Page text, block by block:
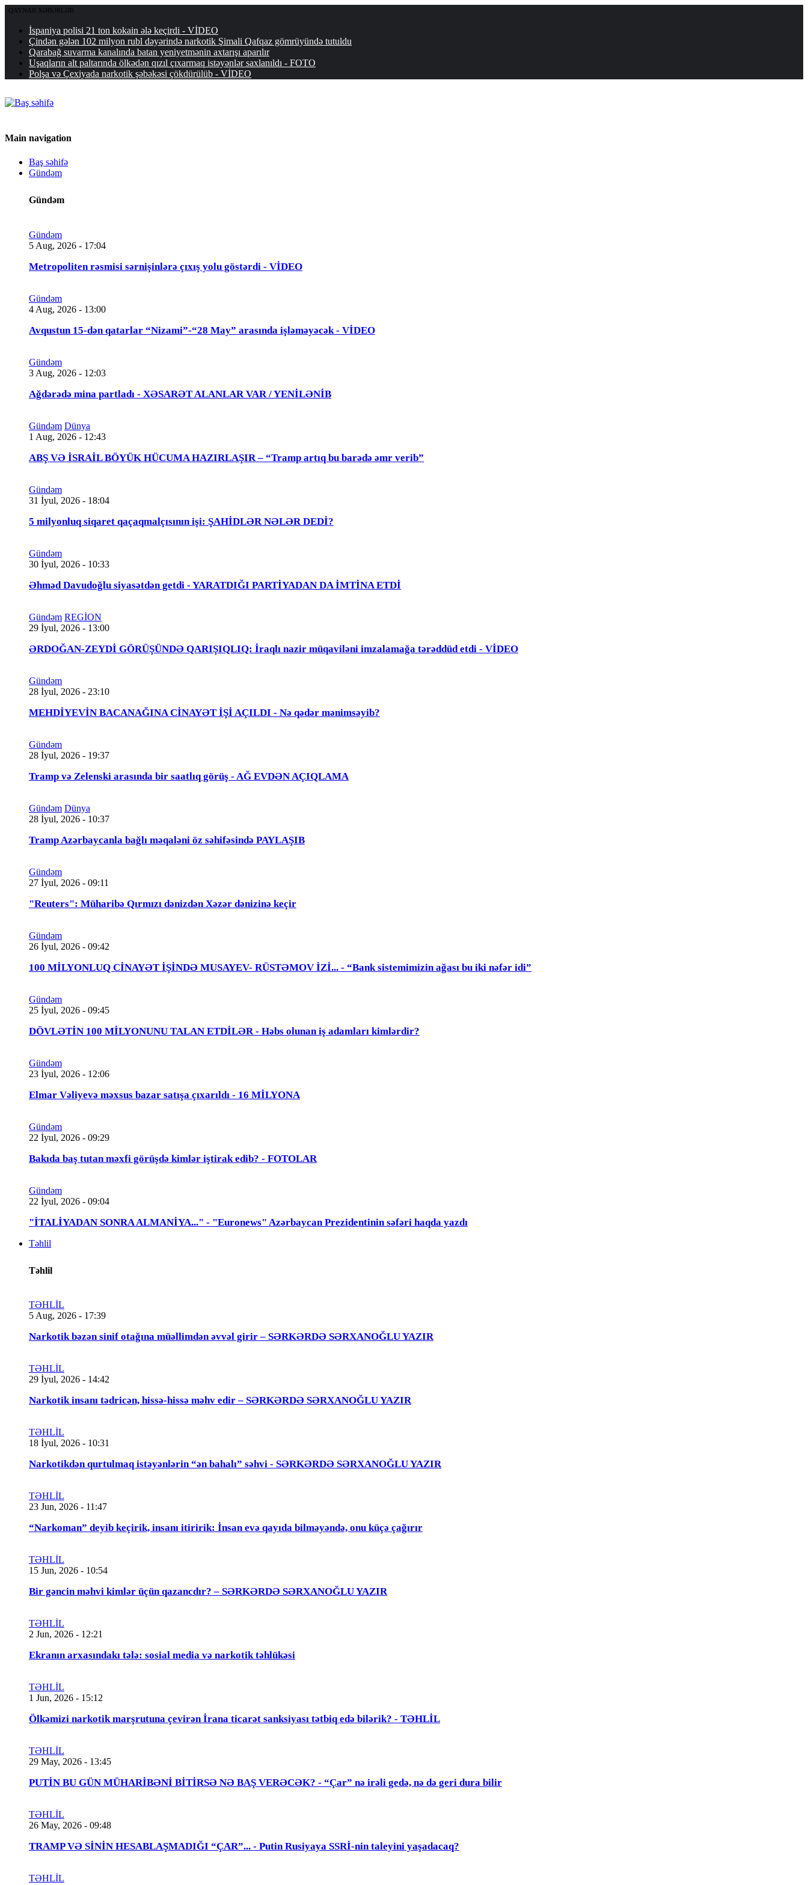
QAYNAR XƏBƏRLƏR
İspaniya polisi 21 ton kokain ələ keçirdi - VİDEO
Çindən gələn 102 milyon rubl dəyərində narkotik Şimali Qafqaz gömrüyündə tutuldu
Qarabağ suvarma kanalında batan yeniyetmənin axtarışı aparılır
Uşaqların alt paltarında ölkədən qızıl çıxarmaq istəyənlər saxlanıldı - FOTO
Polşa və Çexiya​​​​​​​da narkotik şəbəkəsi çökdürülüb - VİDEO
Main navigation
Baş səhifə
Gündəm
Gündəm
Gündəm
5 Aug, 2026 - 17:04
Metropoliten rəsmisi sərnişinlərə çıxış yolu göstərdi - VİDEO
Gündəm
4 Aug, 2026 - 13:00
Avqustun 15-dən qatarlar “Nizami”-“28 May” arasında işləməyəcək - VİDEO
Gündəm
3 Aug, 2026 - 12:03
Ağdərədə mina partladı - XƏSARƏT ALANLAR VAR / YENİLƏNİB
Gündəm Dünya
1 Aug, 2026 - 12:43
ABŞ VƏ İSRAİL BÖYÜK HÜCUMA HAZIRLAŞIR – “Tramp artıq bu barədə əmr verib”
Gündəm
31 İyul, 2026 - 18:04
5 milyonluq siqaret qaçaqmalçısının işi: ŞAHİDLƏR NƏLƏR DEDİ?
Gündəm
30 İyul, 2026 - 10:33
Əhməd Davudoğlu siyasətdən getdi - YARATDIĞI PARTİYADAN DA İMTİNA ETDİ
Gündəm REGİON
29 İyul, 2026 - 13:00
ƏRDOĞAN-ZEYDİ GÖRÜŞÜNDƏ QARIŞIQLIQ: İraqlı nazir müqaviləni imzalamağa tərəddüd etdi - VİDEO
Gündəm
28 İyul, 2026 - 23:10
MEHDİYEVİN BACANAĞINA CİNAYƏT İŞİ AÇILDI - Nə qədər mənimsəyib?
Gündəm
28 İyul, 2026 - 19:37
Tramp və Zelenski arasında bir saatlıq görüş - AĞ EVDƏN AÇIQLAMA
Gündəm Dünya
28 İyul, 2026 - 10:37
Tramp Azərbaycanla bağlı məqaləni öz səhifəsində PAYLAŞIB
Gündəm
27 İyul, 2026 - 09:11
"Reuters": Müharibə Qırmızı dənizdən Xəzər dənizinə keçir
Gündəm
26 İyul, 2026 - 09:42
100 MİLYONLUQ CİNAYƏT İŞİNDƏ MUSAYEV- RÜSTƏMOV İZİ... - “Bank sistemimizin ağası bu iki nəfər idi”
Gündəm
25 İyul, 2026 - 09:45
DÖVLƏTİN 100 MİLYONUNU TALAN ETDİLƏR - Həbs olunan iş adamları kimlərdir?
Gündəm
23 İyul, 2026 - 12:06
Elmar Vəliyevə məxsus bazar satışa çıxarıldı - 16 MİLYONA
Gündəm
22 İyul, 2026 - 09:29
Bakıda baş tutan məxfi görüşdə kimlər iştirak edib? - FOTOLAR
Gündəm
22 İyul, 2026 - 09:04
"İTALİYADAN SONRA ALMANİYA..." - "Euronews" Azərbaycan Prezidentinin səfəri haqda yazdı
Təhlil
Təhlil
TƏHLİL
5 Aug, 2026 - 17:39
Narkotik bəzən sinif otağına müəllimdən əvvəl girir – SƏRKƏRDƏ SƏRXANOĞLU YAZIR
TƏHLİL
29 İyul, 2026 - 14:42
Narkotik insanı tədricən, hissə-hissə məhv edir – SƏRKƏRDƏ SƏRXANOĞLU YAZIR
TƏHLİL
18 İyul, 2026 - 10:31
Narkotikdən qurtulmaq istəyənlərin “ən bahalı” səhvi - SƏRKƏRDƏ SƏRXANOĞLU YAZIR
TƏHLİL
23 Jun, 2026 - 11:47
“Narkoman” deyib keçirik, insanı itiririk: İnsan evə qayıda bilməyəndə, onu küçə çağırır
TƏHLİL
15 Jun, 2026 - 10:54
Bir gəncin məhvi kimlər üçün qazancdır? – SƏRKƏRDƏ SƏRXANOĞLU YAZIR
TƏHLİL
2 Jun, 2026 - 12:21
Ekranın arxasındakı tələ: sosial media və narkotik təhlükəsi
TƏHLİL
1 Jun, 2026 - 15:12
Ölkəmizi narkotik marşrutuna çevirən İrana ticarət sanksiyası tətbiq edə bilərik? - TƏHLİL
TƏHLİL
29 May, 2026 - 13:45
PUTİN BU GÜN MÜHARİBƏNİ BİTİRSƏ NƏ BAŞ VERƏCƏK? - “Çar” nə irəli gedə, nə də geri dura bilir
TƏHLİL
26 May, 2026 - 09:48
TRAMP VƏ SİNİN HESABLAŞMADIĞI “ÇAR”... - Putin Rusiyaya SSRİ-nin taleyini yaşadacaq?
TƏHLİL